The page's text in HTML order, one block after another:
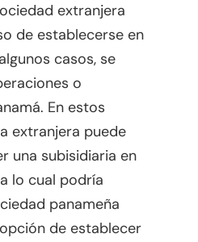
extranjera
de establecerse en
casos, se
o
En estos
extranjera puede
una subisidiaria en
lo cual podría
panameña
de establecer